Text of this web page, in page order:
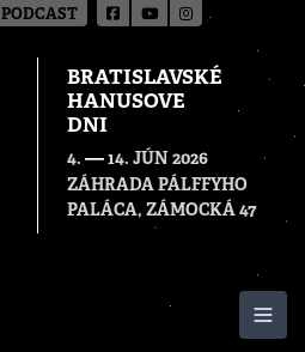
BRATISLAVSKÉ
HANUSOVE
DNI
4. — 14. JÚN 2026
ZÁHRADA PÁLFFYHO
PALÁCA, ZÁMOCKÁ 47
PODCAST